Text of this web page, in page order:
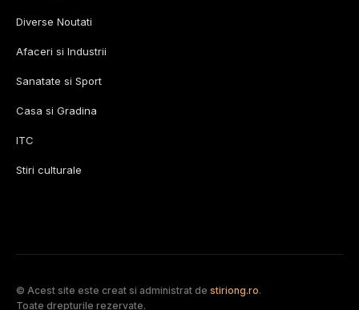
Diverse Noutati
Afaceri si Industrii
Sanatate si Sport
Casa si Gradina
ITC
Stiri culturale
© Acest site este creat si administrat de stiriong.ro.
Toate drepturile rezervate.